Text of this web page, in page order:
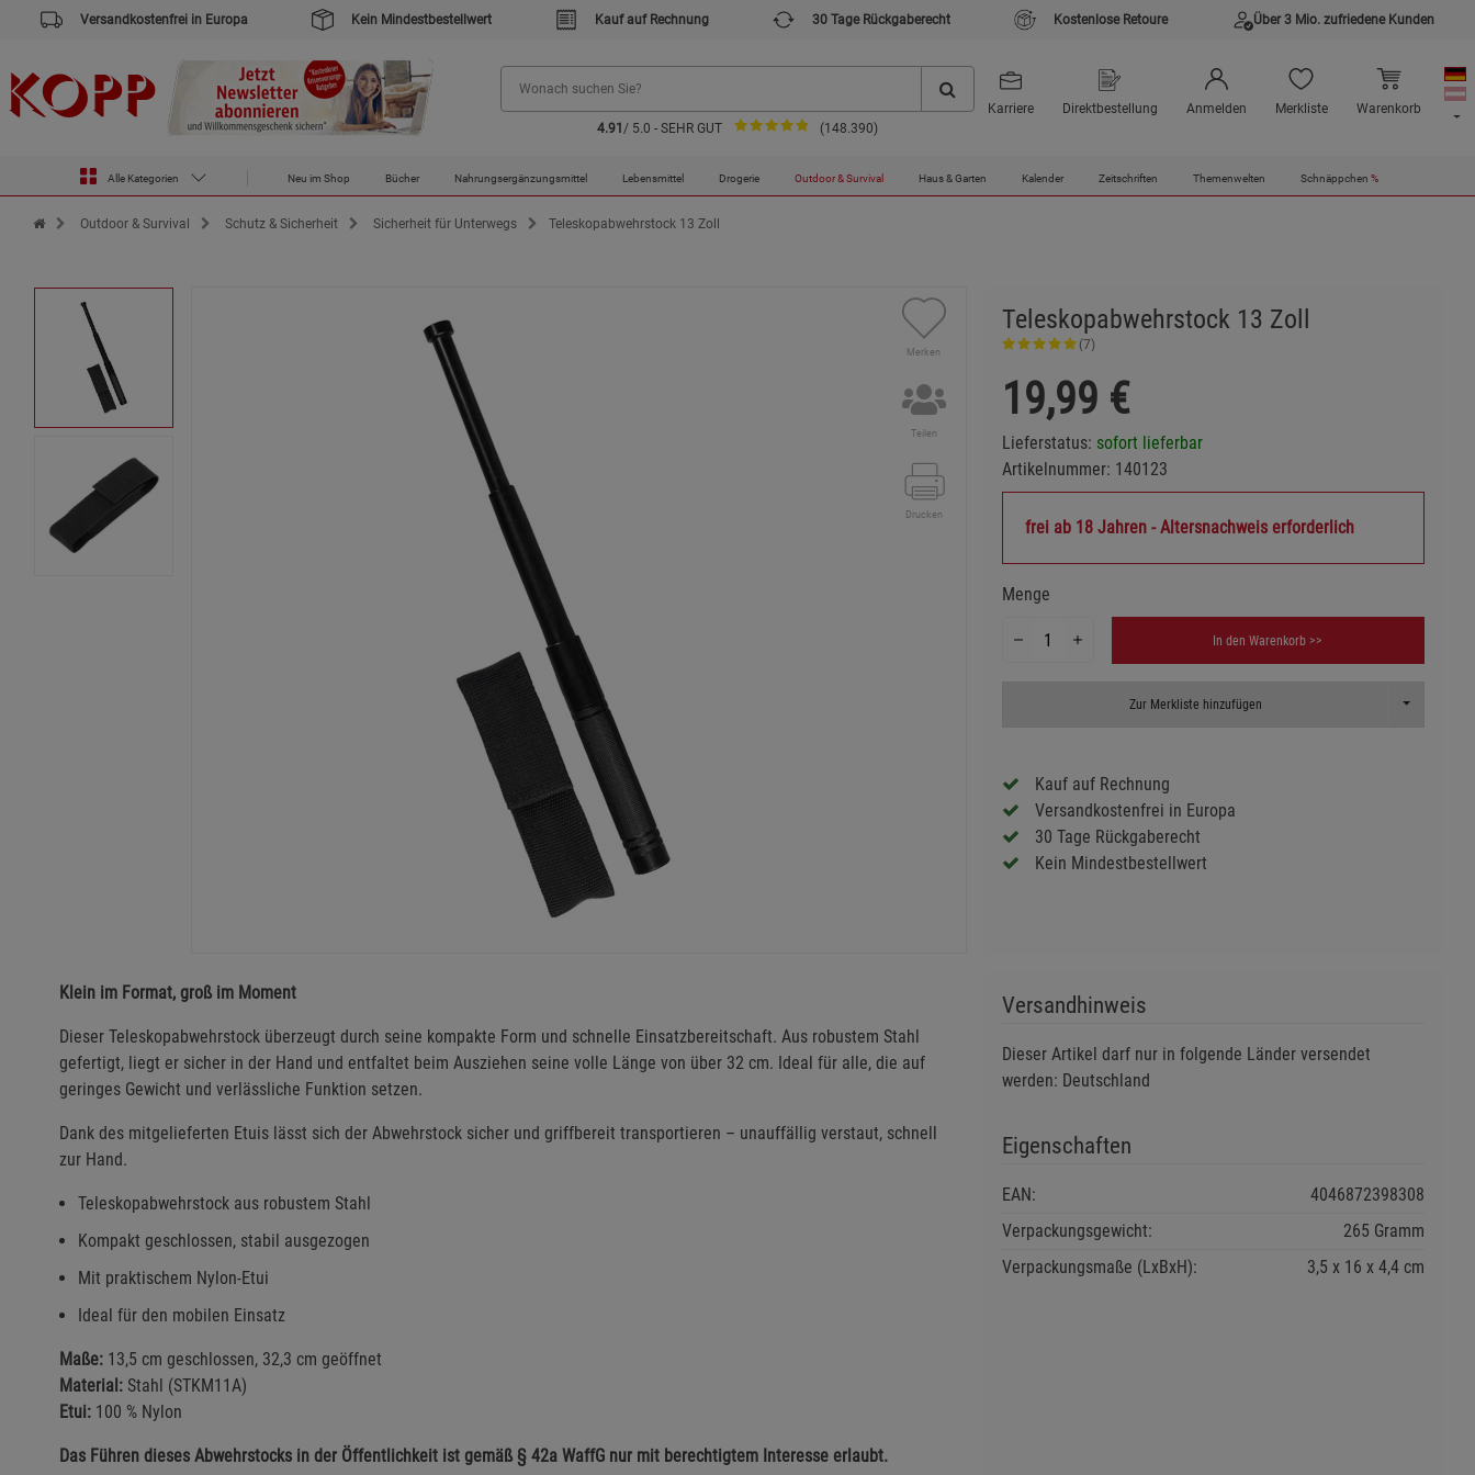
Versandkostenfrei in Europa Kein Mindestbestellwert Kauf auf Rechnung 30 Tage Rückgaberecht Kostenlose Retoure Über 3 Mio. zufriedene Kunden
4.91 / 5.0 - SEHR GUT (148.390)
Karriere Direktbestellung Anmelden Merkliste Warenkorb
Alle Kategorien Neu im Shop Bücher Nahrungsergänzungsmittel Lebensmittel Drogerie Outdoor & Survival Haus & Garten Kalender Zeitschriften Themenwelten Schnäppchen %
Zur Startseite des Kopp Verlag Online-Shop
Outdoor & Survival Schutz & Sicherheit Sicherheit für Unterwegs Teleskopabwehrstock 13 Zoll
Merken
Teilen
Drucken
Teleskopabwehrstock 13 Zoll
(7)
19,99 €
Lieferstatus: sofort lieferbar
Artikelnummer: 140123
frei ab 18 Jahren - Altersnachweis erforderlich
Menge
In den Warenkorb >>
Zur Merkliste hinzufügen Toggle
Kauf auf Rechnung
Versandkostenfrei in Europa
30 Tage Rückgaberecht
Kein Mindestbestellwert
Klein im Format, groß im Moment
Dieser Teleskopabwehrstock überzeugt durch seine kompakte Form und schnelle Einsatzbereitschaft. Aus robustem Stahl
gefertigt, liegt er sicher in der Hand und entfaltet beim Ausziehen seine volle Länge von über 32 cm. Ideal für alle, die auf
geringes Gewicht und verlässliche Funktion setzen.
Dank des mitgelieferten Etuis lässt sich der Abwehrstock sicher und griffbereit transportieren – unauffällig verstaut, schnell
zur Hand.
Teleskopabwehrstock aus robustem Stahl
Kompakt geschlossen, stabil ausgezogen
Mit praktischem Nylon-Etui
Ideal für den mobilen Einsatz
Maße: 13,5 cm geschlossen, 32,3 cm geöffnet
Material: Stahl (STKM11A)
Etui: 100 % Nylon
Das Führen dieses Abwehrstocks in der Öffentlichkeit ist gemäß § 42a WaffG nur mit berechtigtem Interesse erlaubt.
Versandhinweis
Dieser Artikel darf nur in folgende Länder versendet
werden: Deutschland
Eigenschaften
EAN:
4046872398308
Verpackungsgewicht:
265 Gramm
Verpackungsmaße (LxBxH):
3,5 16 4,4cm